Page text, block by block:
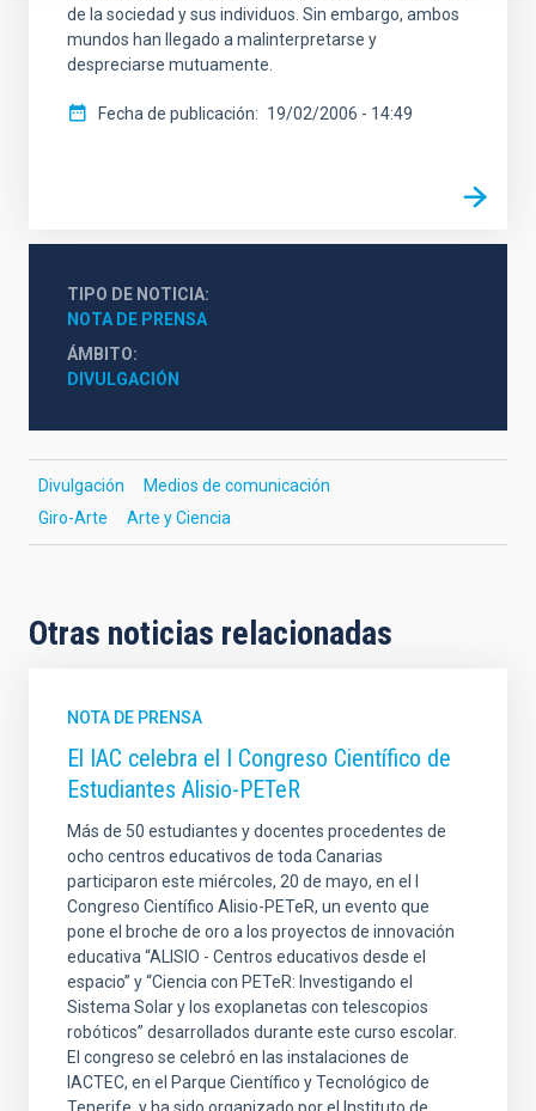
de la sociedad y sus individuos. Sin embargo, ambos
mundos han llegado a malinterpretarse y
despreciarse mutuamente.
Fecha de publicación 19/02/2006 - 14:49
TIPO DE NOTICIA
NOTA DE PRENSA
ÁMBITO
DIVULGACIÓN
Divulgación
Medios de comunicación
Giro-Arte
Arte y Ciencia
Otras noticias relacionadas
NOTA DE PRENSA
El IAC celebra el I Congreso Científico de
Estudiantes Alisio-PETeR
Más de 50 estudiantes y docentes procedentes de
ocho centros educativos de toda Canarias
participaron este miércoles, 20 de mayo, en el I
Congreso Científico Alisio-PETeR, un evento que
pone el broche de oro a los proyectos de innovación
educativa “ALISIO - Centros educativos desde el
espacio” y “Ciencia con PETeR: Investigando el
Sistema Solar y los exoplanetas con telescopios
robóticos” desarrollados durante este curso escolar.
El congreso se celebró en las instalaciones de
IACTEC, en el Parque Científico y Tecnológico de
Tenerife, y ha sido organizado por el Instituto de